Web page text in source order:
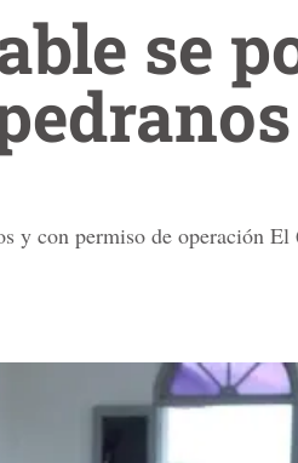
se
con permiso de operación El